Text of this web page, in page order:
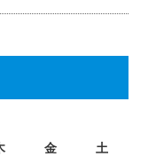
金 土